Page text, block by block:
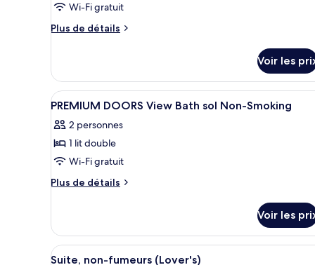
Supérieure,
non-
Floor,
Limited
edition)
Wi-Fi gratuit
Plus de détails
Plus
le
type
de
Chambre
Supérieure,
fumeurs
(Upper
Floor,
Voir les
Afficher
toutes
les
photos
pour
ce
chambre :
PREMIUM
DOORS
1
PREMIUM DOORS View Bath sol Non-Smoking
2 personnes
1 lit double
Wi-Fi gratuit
Plus de détails
Plus
le
type
de
Voir les
Afficher
Un salon moderne avec un
9
Suite, non-fumeurs (Lover's)